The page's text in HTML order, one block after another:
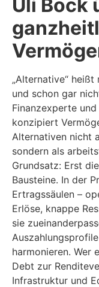
Uli Bock
„Alternative“
und schon gar
Finanzexperte
konzipiert
Alternativen nicht
sondern als
Grundsatz: Erst
Bausteine. In der
Ertragssäulen –
Erlöse, knappe
sie
harmonieren. Wer
Debt zur
Infrastruktur und